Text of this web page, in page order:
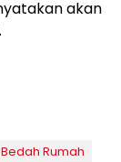
akan
Bedah Rumah